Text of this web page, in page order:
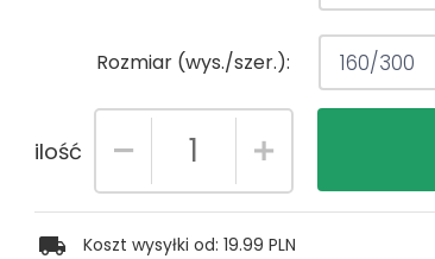
Rozmiar (wys./szer.): 160/300
ilość
Koszt wysyłki od: 19.99 PLN